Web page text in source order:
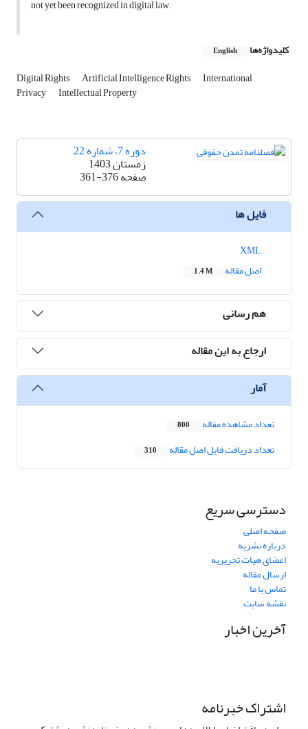
not yet been recognized in digital law.
کلیدواژه‌ها English
Digital Rights Artificial Intelligence Rights International
Privacy Intellectual Property
دوره 7، شماره 22
زمستان 1403
صفحه361-376
فایل ها
اصل مقاله
1.4 M
هم رسانی
ارجاع به این مقاله
آمار
تعداد مشاهده مقاله 800
تعداد دریافت فایل اصل مقاله 310
دسترسی سریع
صفحه اصلی
درباره نشریه
اعضای هیات تحریریه
ارسال مقاله
تماس با ما
نقشه سایت
آخرین اخبار
اشتراک خبرنامه